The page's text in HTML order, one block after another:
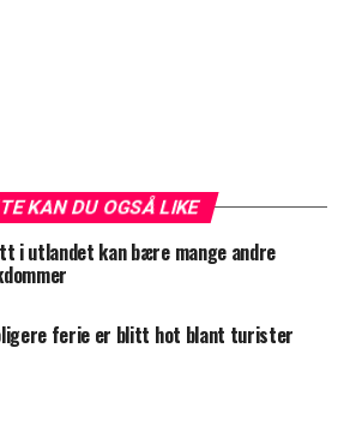
KAN DU OGSÅ LIKE
i utlandet kan bære mange andre
ferie er blitt hot blant turister